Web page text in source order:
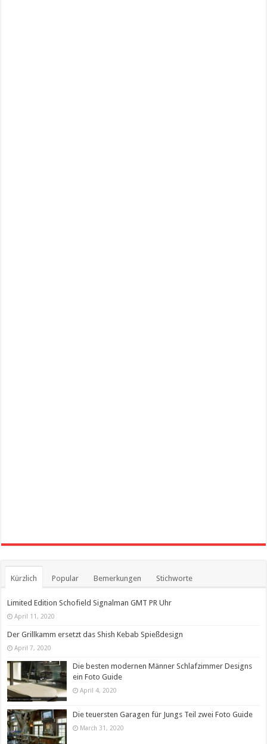
Kürzlich Popular Bemerkungen Stichworte
Limited Edition Schofield Signalman GMT PR Uhr
April 11, 2020
Der Grillkamm ersetzt das Shish Kebab Spießdesign
April 7, 2020
Die besten modernen Männer Schlafzimmer Designs
ein Foto Guide
April 4, 2020
Die teuersten Garagen für Jungs Teil zwei Foto Guide
March 31, 2020